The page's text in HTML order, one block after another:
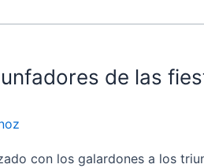
de las
con los galardones a los